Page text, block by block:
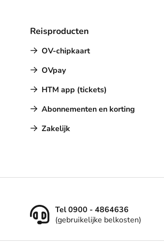
Reisproducten
OV-chipkaart
OVpay
HTM app (tickets)
Abonnementen en korting
Zakelijk
Tel 0900 - 4864636
(gebruikelijke belkosten)